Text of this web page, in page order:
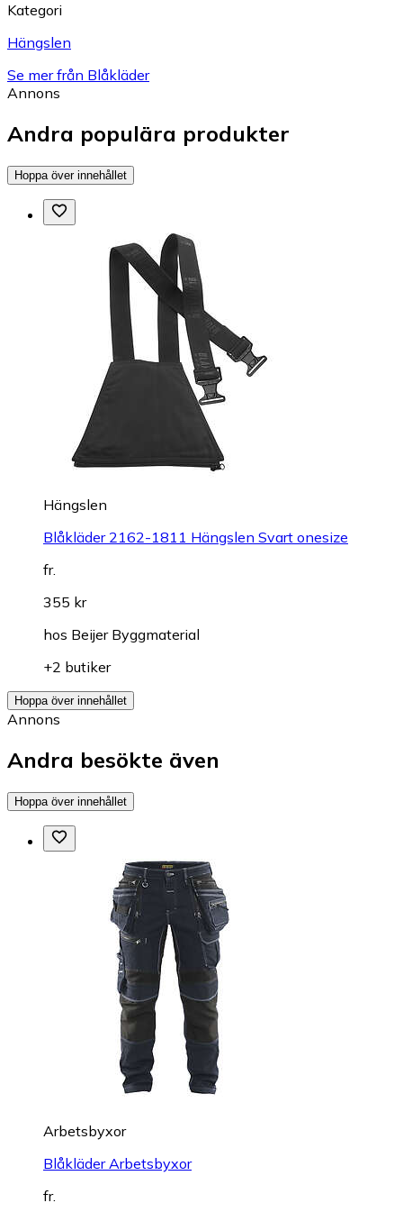
Kategori
Hängslen
Se mer från Blåkläder
Annons
Andra populära produkter
Hoppa över innehållet
Hängslen
Blåkläder 2162-1811 Hängslen Svart onesize
fr.
355 kr
hos Beijer Byggmaterial
+2 butiker
Hoppa över innehållet
Annons
Andra besökte även
Hoppa över innehållet
Arbetsbyxor
Blåkläder Arbetsbyxor
fr.